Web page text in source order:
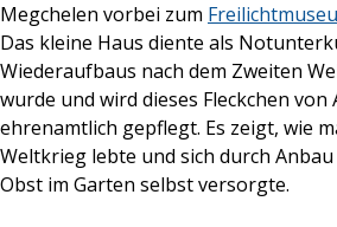
Megchelen vorbei zum
Das kleine Haus diente als
Wiederaufbaus nach dem Zweiten
wurde und wird dieses Fleckchen von
ehrenamtlich gepflegt. Es zeigt, wie
Weltkrieg lebte und sich durch
Obst im Garten selbst versorgte.